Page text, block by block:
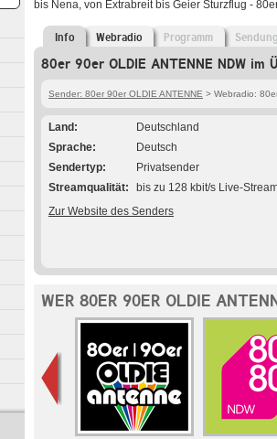
bis Nena, von Extrabreit bis Geier Sturzflug -
Info Webradio Programm
80er 90er OLDIE ANTENNE NDW im
Sender: 80er 90er OLDIE ANTENNE > Webradio:
Land
Deutschland
Sprache
Deutsch
Sendertyp
Privatsender
Streamqualität
bis zu 128 kbit/s Live-
Zur Website des Senders
WER 80ER 90ER OLDIE